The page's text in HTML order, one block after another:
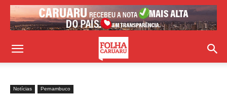
Notícias Pernambuco